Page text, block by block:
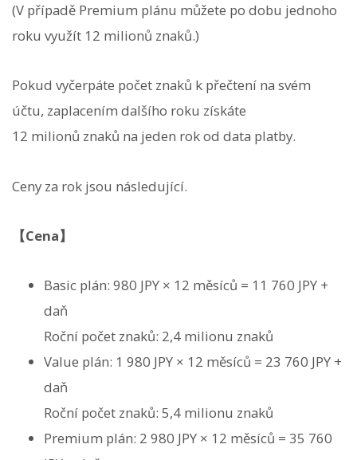
(V případě Premium plánu můžete po dobu jednoho
roku využít 12 milionů znaků.)
Pokud vyčerpáte počet znaků k přečtení na svém
účtu, zaplacením dalšího roku získáte
12 milionů znaků na jeden rok od data platby.
Ceny za rok jsou následující.
【Cena】
Basic plán: 980 JPY × 12 měsíců = 11 760 JPY +
daň
Roční počet znaků: 2,4 milionu znaků
Value plán: 1 980 JPY × 12 měsíců = 23 760 JPY +
daň
Roční počet znaků: 5,4 milionu znaků
Premium plán: 2 980 JPY × 12 měsíců = 35 760